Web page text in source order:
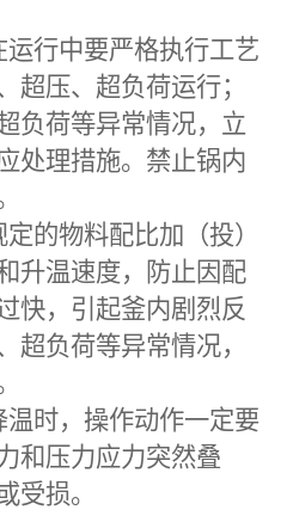
运行中要严格执行工艺
超压、超负荷运行；
负荷等异常情况，立
处理措施。禁止锅内
的物料配比加（投）
升温速度，防止因配
快，引起釜内剧烈反
超负荷等异常情况，
温时，操作动作一定要
和压力应力突然叠
受损。